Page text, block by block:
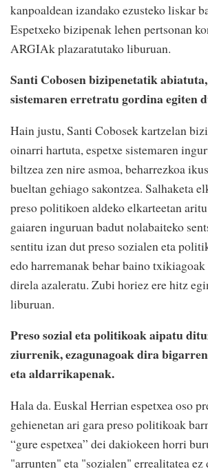
kanpoaldean izandako ezusteko liskar
Espetxeko bizipenak lehen pertsonan
ARGIAk plazaratutako liburuan.
Santi Cobosen bizipenetatik abiatuta,
sistemaren erretratu gordina egiten
Hain justu, Santi Cobosek kartzelan
oinarri hartuta, espetxe sistemaren
biltzea zen nire asmoa, beharrezkoa
bueltan gehiago sakontzea. Salhaketa
preso politikoen aldeko elkarteetan
gaiaren inguruan badut nolabaiteko
sentitu izan dut preso sozialen eta
edo harremanak behar baino
direla azaleratu. Zubi horiez ere hitz
liburuan.
Preso sozial eta politikoak aipatu
ziurrenik, ezagunagoak dira
eta aldarrikapenak.
Hala da. Euskal Herrian espetxea oso
gehienetan ari gara preso politikoak
“gure espetxea” dei dakiokeen horri
"arrunten" eta "sozialen" errealitatea ez